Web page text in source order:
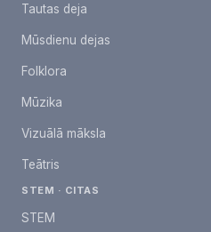
Tautas deja
Mūsdienu dejas
Folklora
Mūzika
Vizuālā māksla
Teātris
STEM · CITAS
STEM